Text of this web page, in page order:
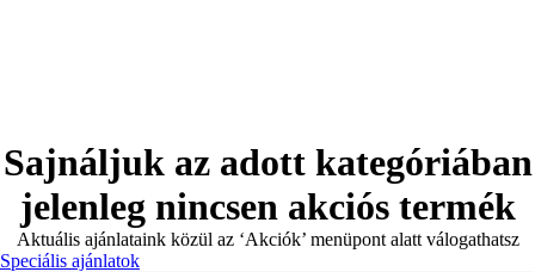
Sajnáljuk az adott kategóriában
jelenleg nincsen akciós termék
Aktuális ajánlataink közül az ‘Akciók’ menüpont alatt válogathatsz
Speciális ajánlatok